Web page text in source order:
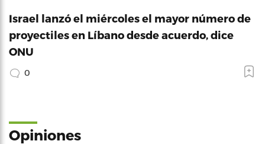
Israel lanzó el miércoles el mayor número de
proyectiles en Líbano desde acuerdo, dice
ONU
0
Opiniones